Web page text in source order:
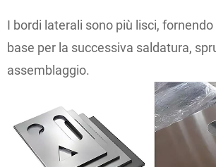
I bordi laterali sono più lisci,
base per la successiva saldatura,
assemblaggio.